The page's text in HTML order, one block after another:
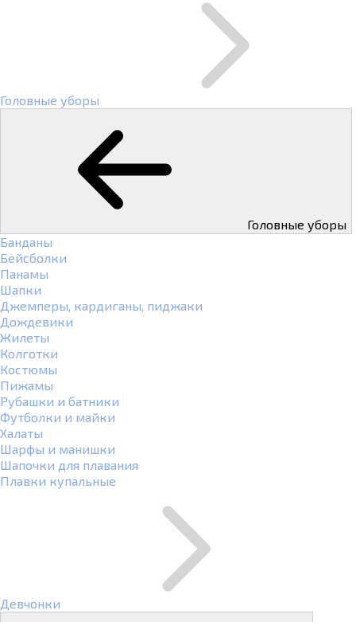
Головные уборы
Головные уборы
Банданы
Бейсболки
Панамы
Шапки
Джемперы, кардиганы, пиджаки
Дождевики
Жилеты
Колготки
Костюмы
Пижамы
Рубашки и батники
Футболки и майки
Халаты
Шарфы и манишки
Шапочки для плавания
Плавки купальные
Девчонки